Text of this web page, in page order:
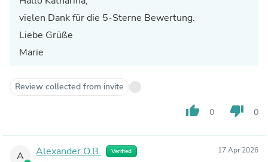
vielen Dank für die 5-Sterne Bewertung.
Liebe Grüße
Marie
Review collected from invite
thumb_up 0 thumb_down 0
A Alexander O.B. Verified 17 Apr 2026